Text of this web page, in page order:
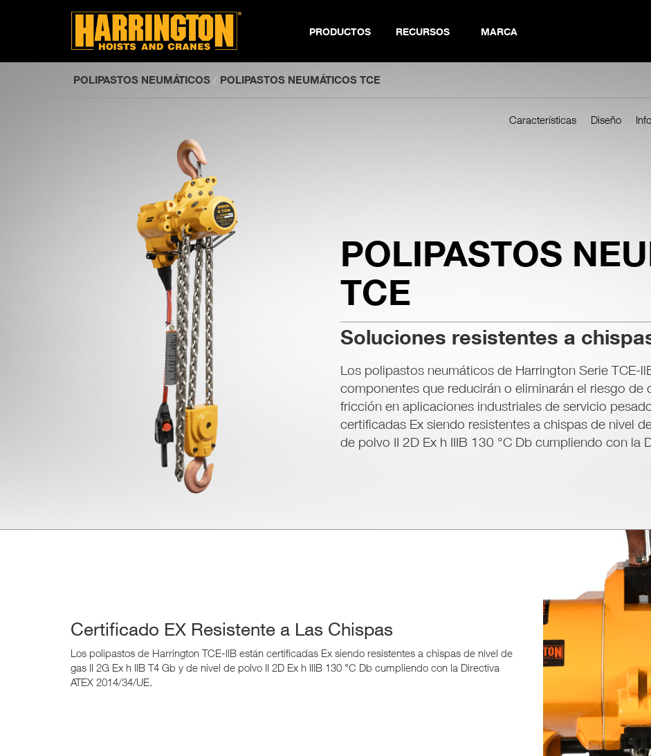
PRODUCTOS RECURSOS MARCA
Características Diseño
POLIPASTOS NEUMÁTICOS / POLIPASTOS NEUMÁTICOS TCE
POLIPASTOS
TCE
Soluciones resistentes a
Los polipastos neumáticos de Harrington Serie TCE-
componentes que reducirán o eliminarán el riesgo
fricción en aplicaciones industriales de servicio
certificadas Ex siendo resistentes a chispas de nivel
de polvo II 2D Ex h IIIB 130 °C Db cumpliendo con la
Certificado EX Resistente a Las Chispas
Los polipastos de Harrington TCE-llB están certificadas Ex siendo resistentes a chispas de nivel de
gas II 2G Ex h IIB T4 Gb y de nivel de polvo II 2D Ex h IIIB 130 °C Db cumpliendo con la Directiva
ATEX 2014/34/UE.